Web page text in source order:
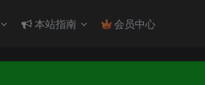
本站指南 会员中心